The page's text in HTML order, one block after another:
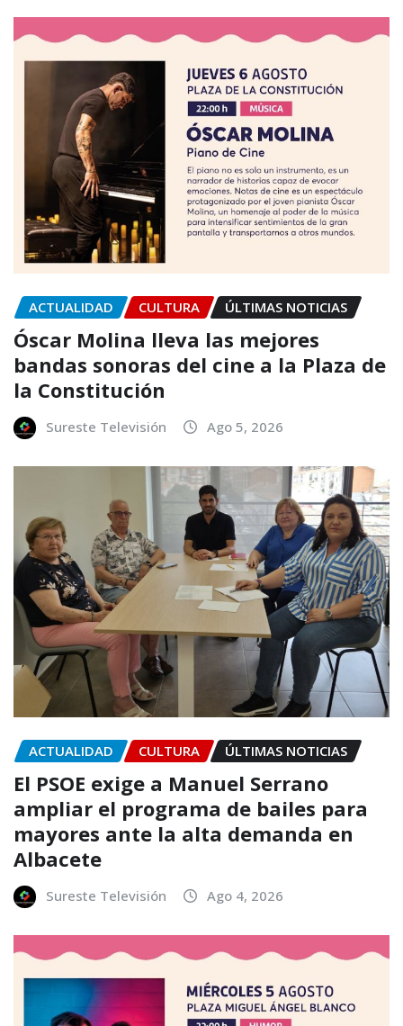
ACTUALIDAD CULTURA ÚLTIMAS NOTICIAS
Óscar Molina lleva las mejores
bandas sonoras del cine a la Plaza de
la Constitución
Sureste Televisión Ago 5, 2026
ACTUALIDAD CULTURA ÚLTIMAS NOTICIAS
El PSOE exige a Manuel Serrano
ampliar el programa de bailes para
mayores ante la alta demanda en
Albacete
Sureste Televisión Ago 4, 2026